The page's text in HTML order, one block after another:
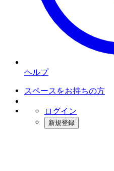
ヘルプ
スペースをお持ちの方
ログイン
新規登録